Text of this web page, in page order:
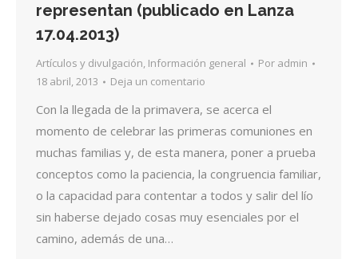
representan (publicado en Lanza
17.04.2013)
Artículos y divulgación, Información general Por admin
18 abril, 2013
Deja un comentario
Con la llegada de la primavera, se acerca el
momento de celebrar las primeras comuniones en
muchas familias y, de esta manera, poner a prueba
conceptos como la paciencia, la congruencia familiar,
o la capacidad para contentar a todos y salir del lío
sin haberse dejado cosas muy esenciales por el
camino, además de una…